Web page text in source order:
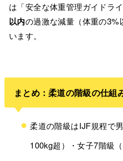
は「安全な体重管理ガイドラ
以内の過激な減量（体重の3%
います。
まとめ：柔道の階級の仕組
柔道の階級はIJF規程で
100kg超）・女子7階級